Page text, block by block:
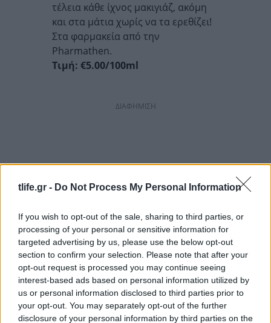
tlife.gr - Do Not Process My Personal Information
If you wish to opt-out of the sale, sharing to third parties, or
processing of your personal or sensitive information for
targeted advertising by us, please use the below opt-out
section to confirm your selection. Please note that after your
opt-out request is processed you may continue seeing
interest-based ads based on personal information utilized by
us or personal information disclosed to third parties prior to
your opt-out. You may separately opt-out of the further
disclosure of your personal information by third parties on the
τέλεια κάθε ίχνος μακιγιάζ, ακόμη
και στα μάτια χωρίς να τα ερεθίζει!
Στα φαρμακεία από την
Pharmathen.
Τιμή: €5.00/100ml
ΔΙΑΦΗΜΙΣΗ